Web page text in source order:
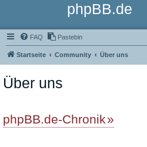
phpBB.de
FAQ Pastebin
Startseite Community Über uns
Über uns
phpBB.de-Chronik